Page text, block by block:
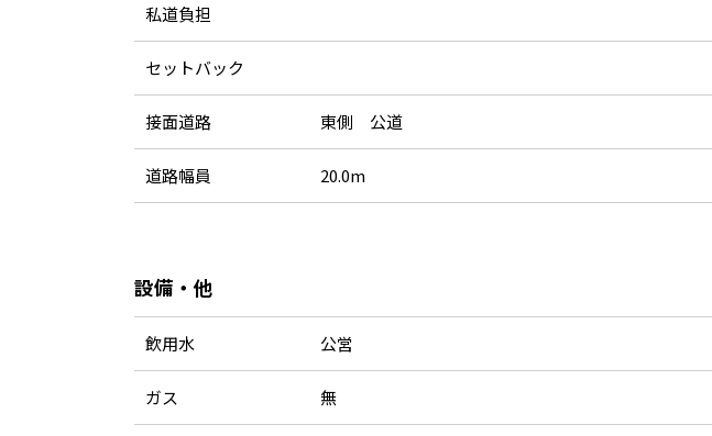
私道負担
セットバック
接面道路 東側 公道
道路幅員 20.0m
設備・他
飲用水 公営
ガス 無